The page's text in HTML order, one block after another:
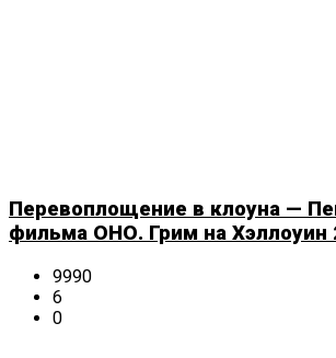
Перевоплощение в клоуна —
фильма ОНО. Грим на Хэллоуин
9990
6
0